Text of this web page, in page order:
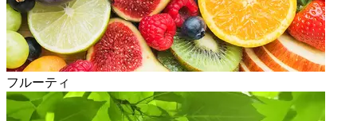
フルーティ